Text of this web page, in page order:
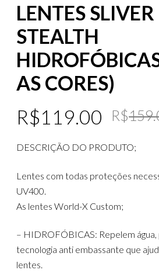
LENTES SLIVER
STEALTH
AS CORES)
R$
R$119.00
DESCRIÇÃO DO PRODUTO;
Lentes com todas proteções
UV400.
As lentes World-X Custom;
– HIDROFÓBICAS: Repelem
tecnologia anti embassante que
lentes.